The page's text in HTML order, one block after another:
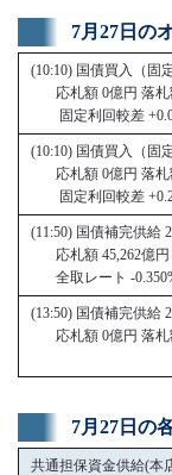
7月27日の
(10:10) 国債買入（固
応札額 0億円 落札
固定利回較差
(10:10) 国債買入（固
応札額 0億円 落札
固定利回較差
(11:50) 国債補完供給
応札額 45,262億円
全取レート -
(13:50) 国債補完供給
応札額 0億円 落札
7月27日の
共通担保資金供給(本